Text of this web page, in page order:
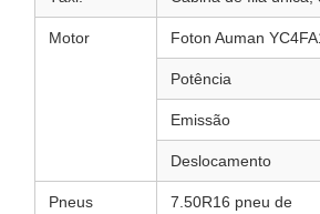
Motor Foton Auman
Potência
Emissão
Deslocamento
Pneus
7.50R16 pneu de